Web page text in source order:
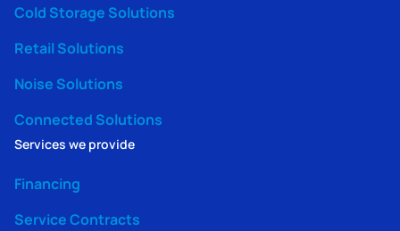
Cold Storage Solutions
Retail Solutions
Noise Solutions
Connected Solutions
Services we provide
Financing
Service Contracts